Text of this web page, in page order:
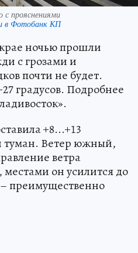
с прояснениями
в Фотобанк КП
ночью прошли
с грозами и
почти не будет.
градусов. Подробнее
+8...+13
туман. Ветер южный,
ветра
он усилится до
– преимущественно